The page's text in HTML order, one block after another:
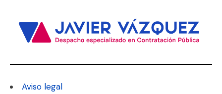
Aviso legal